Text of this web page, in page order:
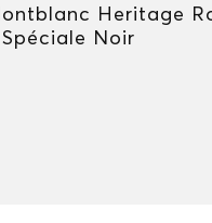
Heritage
Noir